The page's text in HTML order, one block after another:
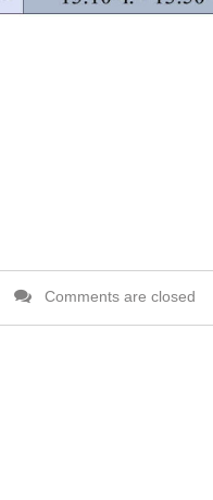
Comments are closed